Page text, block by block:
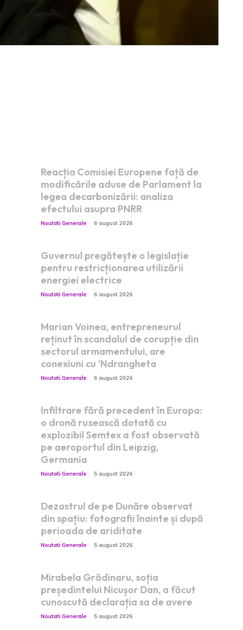
Reacția Comisiei Europene față de
modificările aduse de Parlament la
legea decarbonizării: analiza
efectului asupra PNRR
Noutati Generale 6 august 2026
Guvernul pregătește o legislație
pentru restricționarea utilizării
energiei electrice
Noutati Generale 6 august 2026
Marian Voinea, entrepreneurul
reținut în scandalul de corupție din
sectorul armamentului, are
conexiuni cu ‘Ndrangheta
Noutati Generale 6 august 2026
Infiltrare fără precedent în Europa:
o dronă rusească dotată cu
explozibil Semtex a fost observată
pe aeroportul din Leipzig,
Germania
Noutati Generale 5 august 2026
Dezastrul de pe Dunăre observat
din spațiu: fotografii înainte și după
perioada de ariditate
Noutati Generale 5 august 2026
Mirabela Grădinaru, soția
președintelui Nicușor Dan, a făcut
cunoscută declarația sa de avere
Noutati Generale 5 august 2026